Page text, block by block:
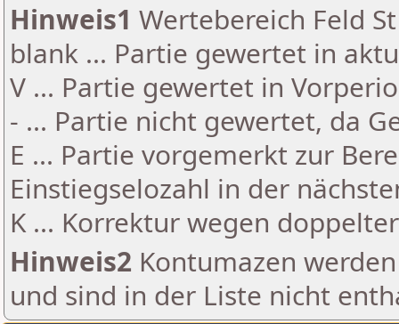
Hinweis1 Wertebereich Feld
blank ... Partie gewertet in
V ... Partie gewertet in
- ... Partie nicht gewertet, da
E ... Partie vorgemerkt zur
Einstiegselozahl in der
K ... Korrektur wegen
Hinweis2 Kontumazen
und sind in der Liste nicht